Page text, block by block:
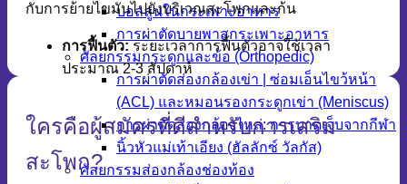
บอลลูนในกระเพาะอาหาร
การผ่าตัดบายพาสกระเพาะอาหาร
ศัลยกรรมกระดูกและข้อ (Orthopedic)
การผ่าตัดส่องกล้องเข่า | ซ่อมเอ็นไขว้หน้า
(ACL) และหมอนรองกระดูกเข่า (Meniscus)
การผ่าตัดส่องกล้องไหล่: การบาดเจ็บจากกีฬา
นิ้วหัวแม่เท้าเอียง (ฮัลลักซ์ วัลกัส)
ศัลยกรรมส่องกล้องช่องท้อง
กับการย้ายไขมันไปยังบริเวณสะโพกและก้น
การฟื้นตัว:ระยะเวลาการฟื้นตัวอาจใช้เวลา
ประมาณ 2-3 สัปดาห์
ใครคือผู้สมัครที่ดีสำหรับการเสริม
สะโพก?